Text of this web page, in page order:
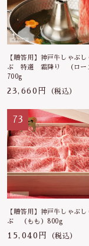
【贈答用】神戸牛しゃぶし
ぶ 特選 霜降り （ロー
700g
23,660円 （税込）
73
【贈答用】神戸牛しゃぶし
ぶ （もも）800g
15,040円 （税込）